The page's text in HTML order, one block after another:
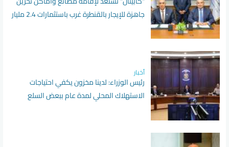
جاهزة للإيجار بالقنطرة غرب باستثمارات 2.4 مليار
أخبار
رئيس الوزراء: لدينا مخزون يكفي احتياجات
الاستهلاك المحلي لمدة عام ببعض السلع